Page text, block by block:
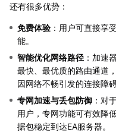
还有很多优势：
免费体验 ：用户可直接享
能。
智能优化网络路径 ：加速
最快、最优质的路由通道
因网络不畅引发的连接障碍
专网加速与丢包防御 ：对
用户，专网功能可有效降
据包稳定到达EA服务器。